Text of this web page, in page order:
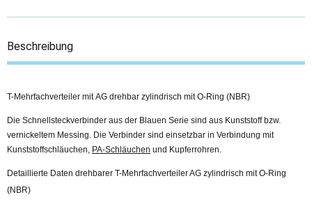
Beschreibung
T-Mehrfachverteiler mit AG drehbar zylindrisch mit O-Ring (NBR)
Die Schnellsteckverbinder aus der Blauen Serie sind aus Kunststoff bzw.
vernickeltem Messing. Die Verbinder sind einsetzbar in Verbindung mit
Kunststoffschläuchen, PA-Schläuchen und Kupferrohren.
Detaillierte Daten drehbarer T-Mehrfachverteiler AG zylindrisch mit O-Ring
(NBR)